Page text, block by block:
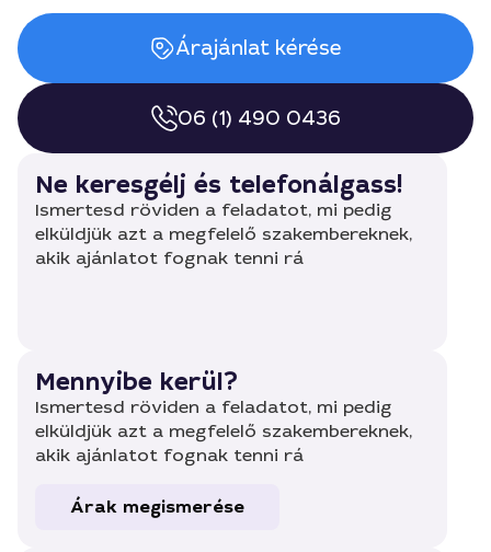
Árajánlat kérése
06 (1) 490 0436
Ne keresgélj és telefonálgass!
Ismertesd röviden a feladatot, mi pedig
elküldjük azt a megfelelő szakembereknek,
akik ajánlatot fognak tenni rá
Mennyibe kerül?
Ismertesd röviden a feladatot, mi pedig
elküldjük azt a megfelelő szakembereknek,
akik ajánlatot fognak tenni rá
Árak megismerése